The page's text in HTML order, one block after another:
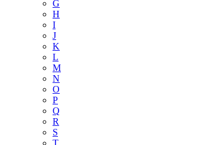
G
H
I
J
K
L
M
N
O
P
Q
R
S
T